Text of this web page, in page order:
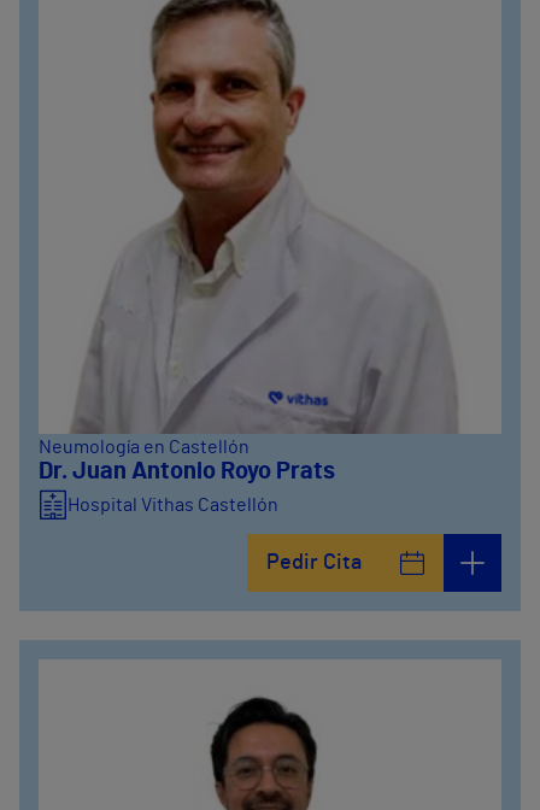
Neumología en Castellón
Dr. Juan Antonio Royo Prats
Hospital Vithas Castellón
Pedir Cita